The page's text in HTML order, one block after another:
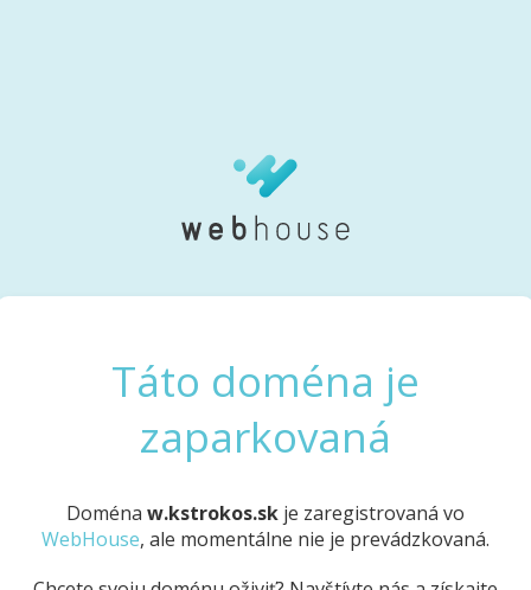
Táto doména je
zaparkovaná
Doména w.kstrokos.sk je zaregistrovaná vo
WebHouse, ale momentálne nie je prevádzkovaná.